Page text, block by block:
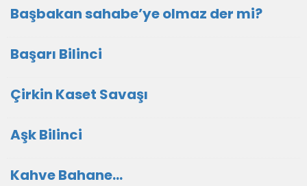
Başbakan sahabe’ye olmaz der mi?
Başarı Bilinci
Çirkin Kaset Savaşı
Aşk Bilinci
Kahve Bahane…